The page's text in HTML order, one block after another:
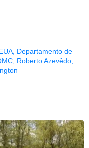
Departamento de
Roberto Azevêdo